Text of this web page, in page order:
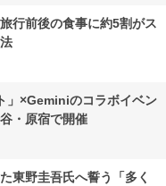
行前後の食事に約5割がス
」×Geminiのコラボイベン
・原宿で開催
東野圭吾氏へ誓う「多く